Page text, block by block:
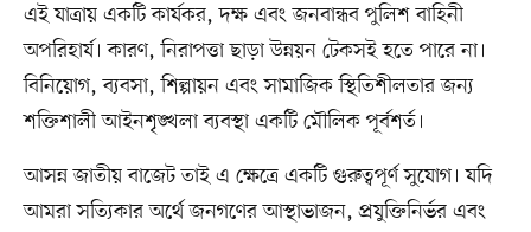
এই যাত্রায় একটি কার্যকর, দক্ষ এবং জনবান্ধব পুলিশ বাহিনী
অপরিহার্য। কারণ, নিরাপত্তা ছাড়া উন্নয়ন টেকসই হতে পারে না।
বিনিয়োগ, ব্যবসা, শিল্পায়ন এবং সামাজিক স্থিতিশীলতার জন্য
শক্তিশালী আইনশৃঙ্খলা ব্যবস্থা একটি মৌলিক পূর্বশর্ত।
আসন্ন জাতীয় বাজেট তাই এ ক্ষেত্রে একটি গুরুত্বপূর্ণ সুযোগ। যদি
আমরা সত্যিকার অর্থে জনগণের আস্থাভাজন, প্রযুক্তিনির্ভর এবং